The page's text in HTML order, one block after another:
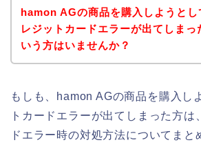
hamon AGの商品を購入しようとし
レジットカードエラーが出てしまっ
いう方はいませんか？
もしも、hamon AGの商品を購入し
トカードエラーが出てしまった方は
ドエラー時の対処方法についてまと